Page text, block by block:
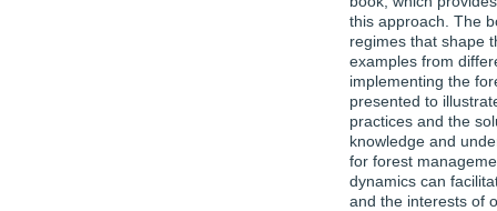
this approach. The
regimes that shape
examples from
implementing the
presented to
practices and the
knowledge and
for forest
dynamics can
and the interests of